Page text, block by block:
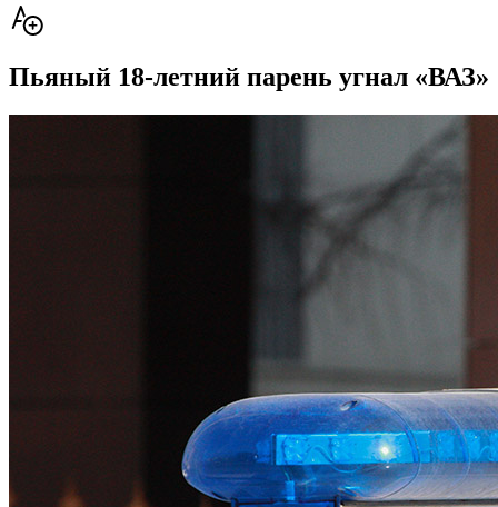
Пьяный 18-летний парень угнал «ВАЗ»